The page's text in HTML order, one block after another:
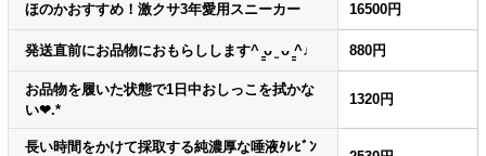
ほのかおすすめ！激クサ3年愛用スニーカー 16500円
発送直前にお品物におもらしします^ ̳ᴗ ̫ ᴗ ̳^♩ 880円
お品物を履いた状態で1日中おしっこを拭かな
い❤︎.*
1320円
長い時間をかけて採取する純濃厚な唾液ﾀﾚﾋﾞﾝ